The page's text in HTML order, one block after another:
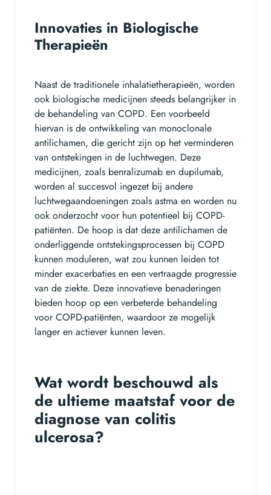
Innovaties in Biologische
Therapieën
Naast de traditionele inhalatietherapieën, worden
ook biologische medicijnen steeds belangrijker in
de behandeling van COPD. Een voorbeeld
hiervan is de ontwikkeling van monoclonale
antilichamen, die gericht zijn op het verminderen
van ontstekingen in de luchtwegen. Deze
medicijnen, zoals benralizumab en dupilumab,
worden al succesvol ingezet bij andere
luchtwegaandoeningen zoals astma en worden nu
ook onderzocht voor hun potentieel bij COPD-
patiënten. De hoop is dat deze antilichamen de
onderliggende ontstekingsprocessen bij COPD
kunnen moduleren, wat zou kunnen leiden tot
minder exacerbaties en een vertraagde progressie
van de ziekte. Deze innovatieve benaderingen
bieden hoop op een verbeterde behandeling
voor COPD-patiënten, waardoor ze mogelijk
langer en actiever kunnen leven.
Wat wordt beschouwd als
de ultieme maatstaf voor de
diagnose van colitis
ulcerosa?